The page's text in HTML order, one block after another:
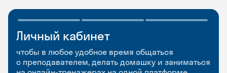
Личный кабинет
чтобы в любое удобное время общаться
с преподавателем, делать домашку и заниматься
Мобильное
приложение
чтобы заниматься и изучать новые слова где
Разговорные клубы
и Talks
Групповые занятия для разговорной практики